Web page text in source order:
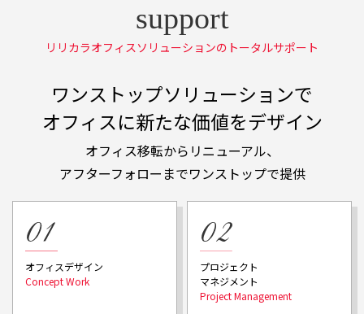
リリカラオフィスソリューションのトータルサポート
ワンストップソリューションで
オフィスに新たな価値をデザイン
オフィス移転からリニューアル、
アフターフォローまでワンストップで提供
オフィスデザイン
プロジェクト
マネジメント